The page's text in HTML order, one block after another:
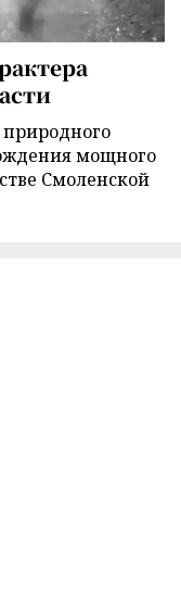
мощного
Смоленской